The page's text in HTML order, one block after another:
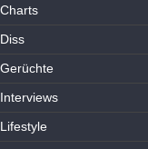
Charts
Diss
Gerüchte
Interviews
Lifestyle